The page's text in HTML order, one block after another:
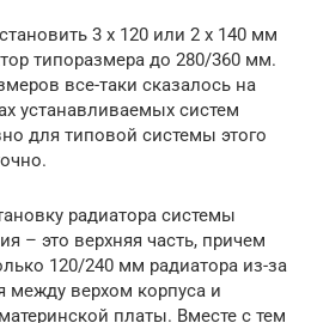
3 х 120 или 2 х 140 мм
типоразмера до 280/360 мм.
все-таки сказалось на
устанавливаемых систем
для типовой системы этого
радиатора системы
– это верхняя часть, причем
120/240 мм радиатора из-за
между верхом корпуса и
платы. Вместе с тем